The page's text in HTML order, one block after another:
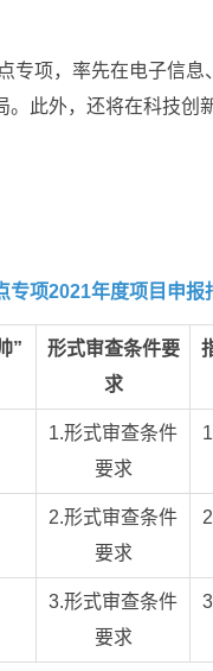
专项，率先在电子信息
此外，还将在科技创
专项2021年度项目申报
”
形式审查条件要
求
1.形式审查条件
要求
2.形式审查条件
要求
3.形式审查条件
要求